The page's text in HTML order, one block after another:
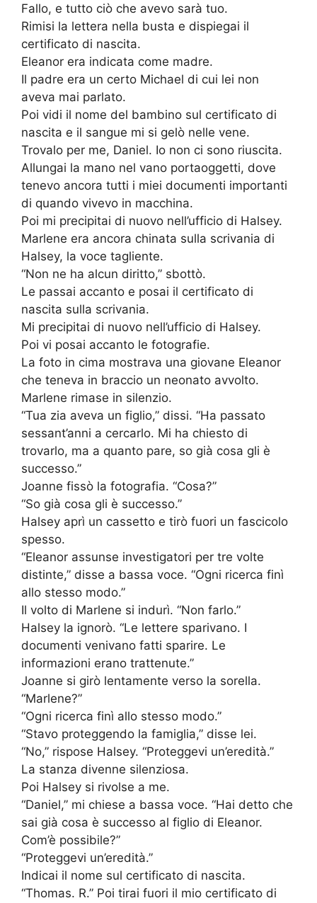
Fallo, e tutto ciò che avevo sarà tuo.
Rimisi la lettera nella busta e dispiegai il
certificato di nascita.
Eleanor era indicata come madre.
Il padre era un certo Michael di cui lei non
aveva mai parlato.
Poi vidi il nome del bambino sul certificato di
nascita e il sangue mi si gelò nelle vene.
Trovalo per me, Daniel. Io non ci sono riuscita.
Allungai la mano nel vano portaoggetti, dove
tenevo ancora tutti i miei documenti importanti
di quando vivevo in macchina.
Poi mi precipitai di nuovo nell’ufficio di Halsey.
Marlene era ancora chinata sulla scrivania di
Halsey, la voce tagliente.
“Non ne ha alcun diritto,” sbottò.
Le passai accanto e posai il certificato di
nascita sulla scrivania.
Mi precipitai di nuovo nell’ufficio di Halsey.
Poi vi posai accanto le fotografie.
La foto in cima mostrava una giovane Eleanor
che teneva in braccio un neonato avvolto.
Marlene rimase in silenzio.
“Tua zia aveva un figlio,” dissi. “Ha passato
sessant’anni a cercarlo. Mi ha chiesto di
trovarlo, ma a quanto pare, so già cosa gli è
successo.”
Joanne fissò la fotografia. “Cosa?”
“So già cosa gli è successo.”
Halsey aprì un cassetto e tirò fuori un fascicolo
spesso.
“Eleanor assunse investigatori per tre volte
distinte,” disse a bassa voce. “Ogni ricerca finì
allo stesso modo.”
Il volto di Marlene si indurì. “Non farlo.”
Halsey la ignorò. “Le lettere sparivano. I
documenti venivano fatti sparire. Le
informazioni erano trattenute.”
Joanne si girò lentamente verso la sorella.
“Marlene?”
“Ogni ricerca finì allo stesso modo.”
“Stavo proteggendo la famiglia,” disse lei.
“No,” rispose Halsey. “Proteggevi un’eredità.”
La stanza divenne silenziosa.
Poi Halsey si rivolse a me.
“Daniel,” mi chiese a bassa voce. “Hai detto che
sai già cosa è successo al figlio di Eleanor.
Com’è possibile?”
“Proteggevi un’eredità.”
Indicai il nome sul certificato di nascita.
“Thomas. R.” Poi tirai fuori il mio certificato di